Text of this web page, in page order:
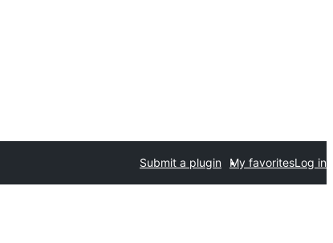
Submit a plugin My favoritesLog in